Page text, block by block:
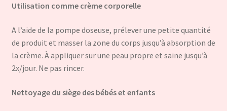
Utilisation comme crème corporelle
A l’aide de la pompe doseuse, prélever une petite quantité
de produit et masser la zone du corps jusqu’à absorption de
la crème. À appliquer sur une peau propre et saine jusqu’à
2x/jour. Ne pas rincer.
Nettoyage du siège des bébés et enfants